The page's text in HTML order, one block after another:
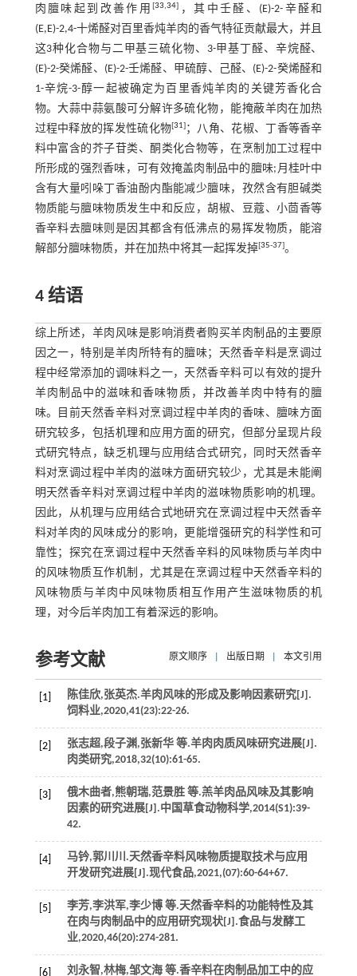
肉膻味起到改善作用[33,34] ，其中壬醛、(E)-2-辛醛和
(E,E)-2,4-十烯醛对百里香炖羊肉的香气特征贡献最大，并且
这3种化合物与二甲基三硫化物、3-甲基丁醛、辛烷醛、
(E)-2-癸烯醛、(E)-2-壬烯醛、甲硫醇、己醛、(E)-2-癸烯醛和
1-辛烷-3-醇一起被确定为百里香炖羊肉的关键芳香化合
物。大蒜中蒜氨酸可分解许多硫化物，能掩蔽羊肉在加热
过程中释放的挥发性硫化物[31] ；八角、花椒、丁香等香辛
料中富含的芥子苷类、酮类化合物等，在烹制加工过程中
所形成的强烈香味，可有效掩盖肉制品中的膻味;月桂叶中
含有大量吲哚丁香油酚内酯能减少膻味，孜然含有胆碱类
物质能与膻味物质发生中和反应，胡椒、豆蔻、小茴香等
香辛料去膻味则是因其都含有低沸点的易挥发物质，能溶
解部分膻味物质，并在加热中将其一起挥发掉[35-37]。
4 结语
综上所述，羊肉风味是影响消费者购买羊肉制品的主要原
因之一，特别是羊肉所特有的膻味；天然香辛料是烹调过
程中经常添加的调味料之一，天然香辛料可以有效的提升
羊肉制品中的滋味和香味物质，并改善羊肉中特有的膻
味。目前天然香辛料对烹调过程中羊肉的香味、膻味方面
研究较多，包括机理和应用方面的研究，但部分呈现片段
式研究特点，缺乏机理与应用结合式研究，同时天然香辛
料对烹调过程中羊肉的滋味方面研究较少，尤其是未能阐
明天然香辛料对烹调过程中羊肉的滋味物质影响的机理。
因此，从机理与应用结合式地研究在烹调过程中天然香辛
料对羊肉的风味成分的影响，更能增强研究的科学性和可
靠性；探究在烹调过程中天然香辛料的风味物质与羊肉中
的风味物质互作机制，尤其是在烹调过程中天然香辛料的
风味物质与羊肉中风味物质相互作用产生滋味物质的机
理，对今后羊肉加工有着深远的影响。
参考文献 原文顺序 出版日期 本文引用
[1]
陈佳欣,张英杰.羊肉风味的形成及影响因素研究[J].
饲料业,2020,41(23):22-26.
[2] 张志超,段子渊,张新华 等.羊肉肉质风味研究进展[J].
肉类研究,2018,32(10):61-65.
[3] 俄木曲者,熊朝瑞,范景胜 等.羔羊肉品风味及其影响
因素的研究进展[J].中国草食动物科学,2014(S1):39-
42.
[4]
马钤,郭川川.天然香辛料风味物质提取技术与应用
开发研究进展[J].现代食品,2021,(07):60-64+67.
[5] 李芳,李洪军,李少博 等.天然香辛料的功能特性及其
在肉与肉制品中的应用研究现状[J].食品与发酵工
业,2020,46(20):274-281.
[6] 刘永智,林梅,邹文海 等.香辛料在肉制品加工中的应